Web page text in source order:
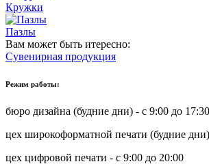
Кружки
Пазлы
Вам может быть итересно:
Сувенирная продукция
Режим работы:
бюро дизайна (будние дни) - с 9:00 до 17:30
цех широкоформатной печати (будние
цех цифровой печати - с 9:00 до 20:00